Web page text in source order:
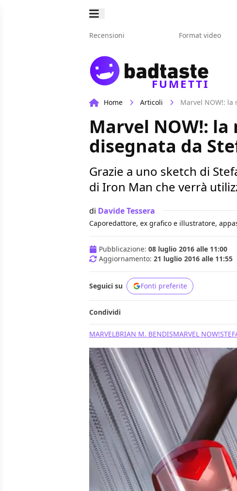
Recensioni Format video
FUMETTI
Home Articoli Marvel NOW!:
Marvel NOW!:
disegnata da
Grazie a uno sketch di
di Iron Man che verrà
di Davide Tessera
Caporedattore, ex grafico e illustratore,
Pubblicazione: 08 luglio 2016 alle 11:00
Aggiornamento: 21 luglio 2016 alle 11:55
Seguici su Fonti preferite
Condividi
MARVELBRIAN M. BENDISMARVEL NOW!